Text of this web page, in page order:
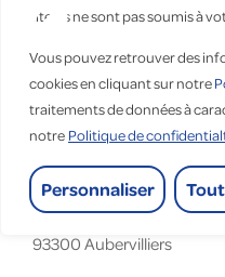
site, ils ne sont pas soumis à
Vous pouvez retrouver des
cookies en cliquant sur notre
traitements de données à
notre Politique de
Personnaliser
Accueil > Apeltec
Apeltec
102 Bis Rue Danielle
93300 Aubervilliers